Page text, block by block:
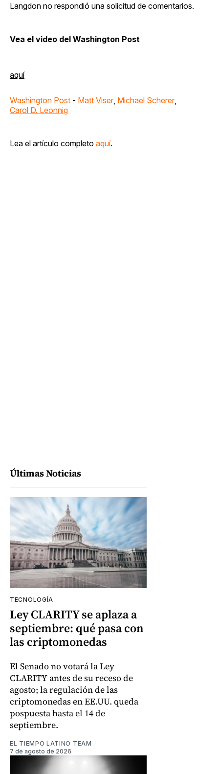
Langdon no respondió una solicitud de comentarios.
Vea el video del Washington Post
aquí
Washington Post - Matt Viser, Michael Scherer,
Carol D. Leonnig
Lea el artículo completo aquí.
Últimas Noticias
TECNOLOGÍA
Ley CLARITY se aplaza a
septiembre: qué pasa con
las criptomonedas
El Senado no votará la Ley
CLARITY antes de su receso de
agosto; la regulación de las
criptomonedas en EE.UU. queda
pospuesta hasta el 14 de
septiembre.
EL TIEMPO LATINO TEAM
7 de agosto de 2026